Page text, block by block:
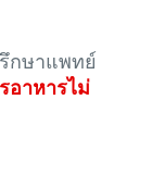
กษาแพทย์
อาหารไม่